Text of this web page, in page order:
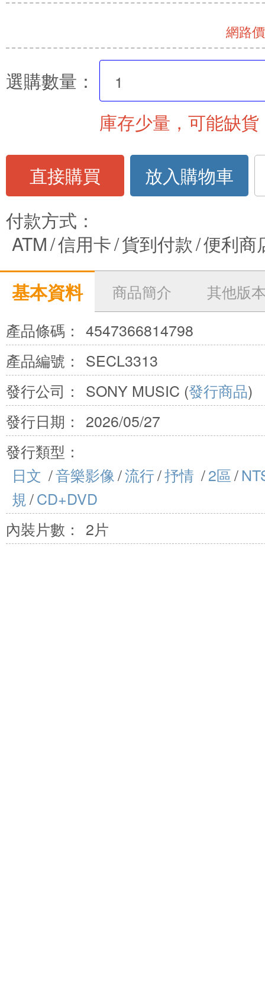
網路
選購數量：
庫存少量，可能缺貨
直接購買
放入購物車
付款方式：
ATM/信用卡/貨到付款/便利商
基本資料
商品簡介
其他版
產品條碼： 4547366814798
產品編號：
SECL3313
發行公司：
SONY MUSIC (發行商品)
發行日期：
2026/05/27
發行類型：
日文 /音樂影像/流行/抒情 /2區/
規/CD+DVD
內裝片數：
2片